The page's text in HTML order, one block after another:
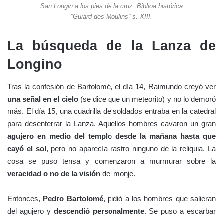
San Longin a los pies de la cruz. Biblioa histórica
“Guiard des Moulins” s. XIII.
La búsqueda de la Lanza de
Longino
Tras la confesión de Bartolomé, el día 14, Raimundo creyó ver
una señal en el cielo(se dice que un meteorito) y no lo demoró
más. El día 15, una cuadrilla de soldados entraba en la catedral
para desenterrar la Lanza. Aquellos hombres cavaron un gran
agujero en medio del templo desde la mañana hasta que
cayó el sol, pero no aparecía rastro ninguno de la reliquia. La
cosa se puso tensa y comenzaron a murmurar sobre la
veracidad o no de la visión del monje.
Entonces, Pedro Bartolomé, pidió a los hombres que salieran
del agujero y descendió personalmente. Se puso a escarbar